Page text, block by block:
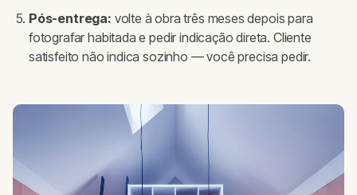
Pós-entrega: volte à obra três meses depois para
fotografar habitada e pedir indicação direta. Cliente
satisfeito não indica sozinho — você precisa pedir.